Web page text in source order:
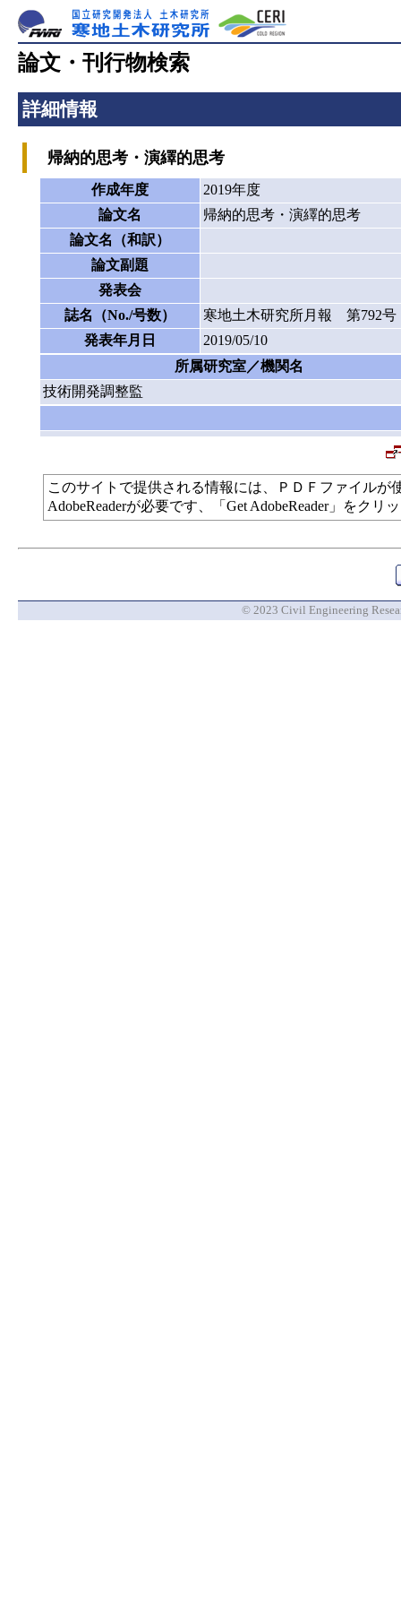
論文・刊行物検索
詳細情報
帰納的思考・演繹的思考
作成年度
2019年度
論文名
帰納的思考・演繹的思考
論文名（和訳）
論文副題
発表会
誌名（No./号数）
寒地土木研究所月報 第792号
発表年月日
2019/05/10
所属研究室／機関名
技術開発調整監
このサイトで提供される情報には、ＰＤＦファイル
AdobeReaderが必要です、「Get AdobeReader」をク
© 2023 Civil Engineering